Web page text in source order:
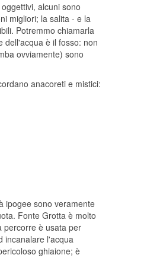
alcuni sono
migliori; la salita - e la
Potremmo chiamarla
dell'acqua è il fosso: non
ovviamente) sono
anacoreti e mistici:
ipogee sono veramente
Fonte Grotta è molto
percorre è usata per
incanalare l'acqua
ghiaione; è